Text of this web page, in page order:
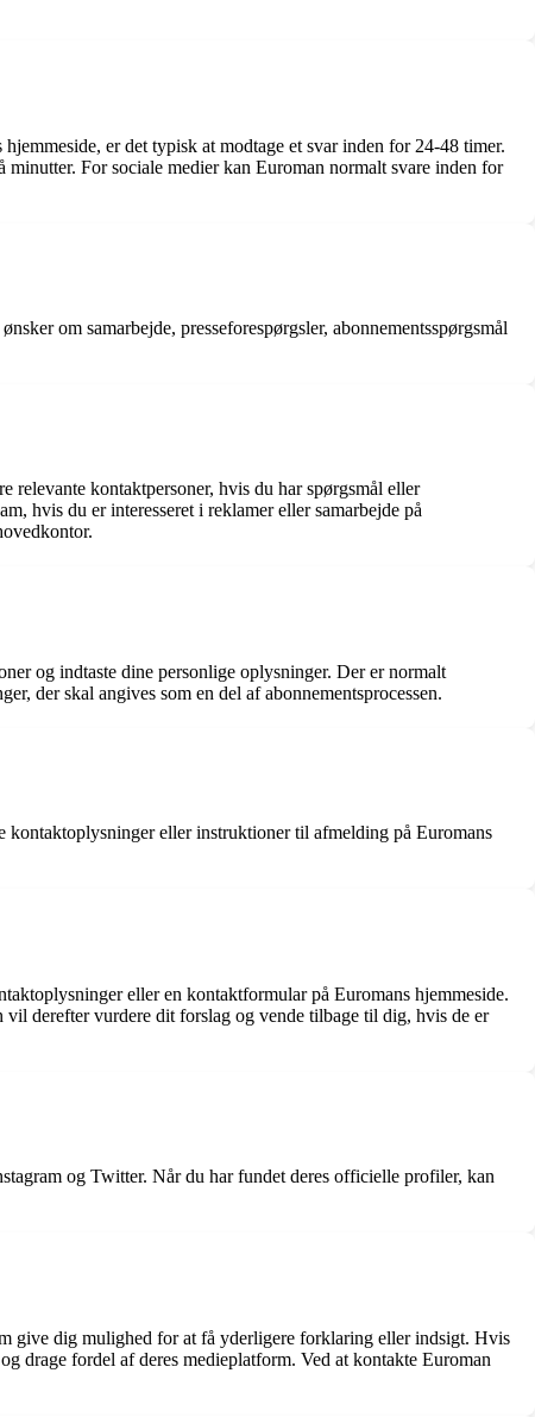
er det typisk at modtage et svar inden for 24-48 timer.
For sociale medier kan Euroman normalt svare inden for
om samarbejde, presseforespørgsler, abonnementsspørgsmål
kontaktpersoner, hvis du har spørgsmål eller
hvis du er interesseret i reklamer eller samarbejde på
og indtaste dine personlige oplysninger. Der er normalt
der skal angives som en del af abonnementsprocessen.
kontaktoplysninger eller instruktioner til afmelding på Euromans
eller en kontaktformular på Euromans hjemmeside.
derefter vurdere dit forslag og vende tilbage til dig, hvis de er
og Twitter. Når du har fundet deres officielle profiler, kan
give dig mulighed for at få yderligere forklaring eller indsigt. Hvis
drage fordel af deres medieplatform. Ved at kontakte Euroman